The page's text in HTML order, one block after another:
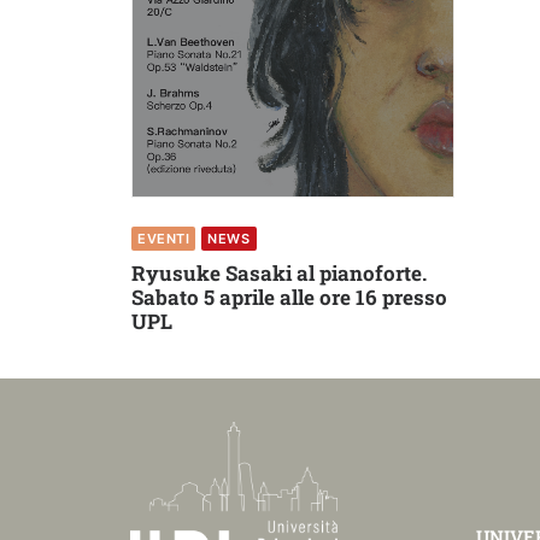
EVENTI NEWS
Ryusuke Sasaki al pianoforte.
Sabato 5 aprile alle ore 16 presso
UPL